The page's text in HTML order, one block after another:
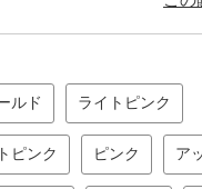
ルド ライトピンク
ピンク ピンク ア